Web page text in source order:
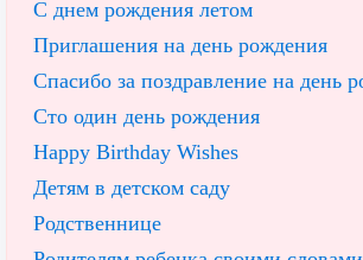
С днем рождения летом
Приглашения на день рождения
Спасибо за поздравление на день
Сто один день рождения
Happy Birthday Wishes
Детям в детском саду
Родственнице